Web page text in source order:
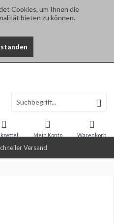
Cookies, um Ihnen die
bieten zu können.
Versand
Warenkorb
Mein Konto